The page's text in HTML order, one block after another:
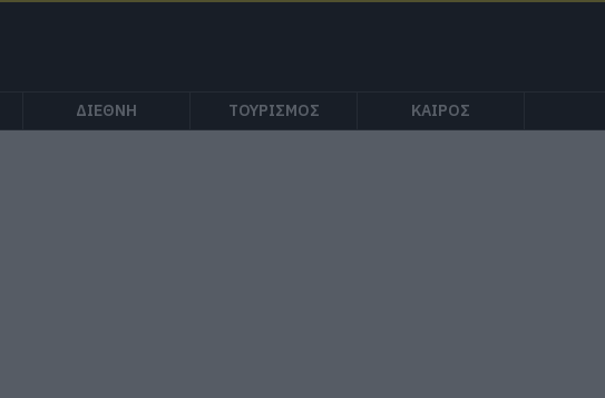
ΔΙΕΘΝΗ ΤΟΥΡΙΣΜΟΣ ΚΑΙΡΟΣ